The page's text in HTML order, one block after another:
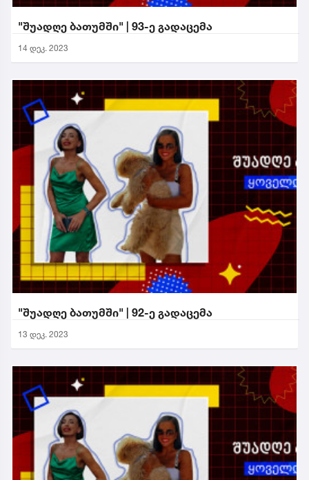
"შუადღე ბათუმში" | 93-ე გადაცემა
14 დეკ. 2023
"შუადღე ბათუმში" | 92-ე გადაცემა
13 დეკ. 2023